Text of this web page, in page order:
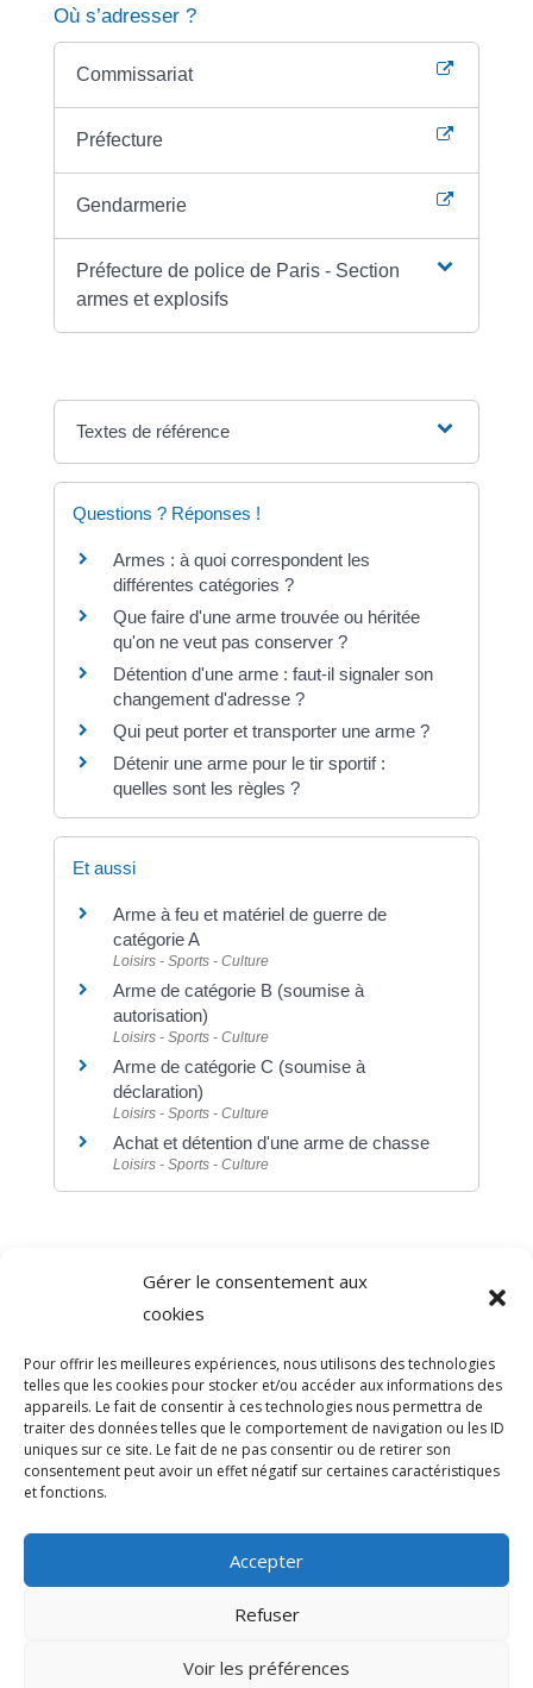
Gérer le consentement aux
cookies
Pour offrir les meilleures expériences, nous utilisons des technologies
telles que les cookies pour stocker et/ou accéder aux informations des
appareils. Le fait de consentir à ces technologies nous permettra de
traiter des données telles que le comportement de navigation ou les ID
uniques sur ce site. Le fait de ne pas consentir ou de retirer son
consentement peut avoir un effet négatif sur certaines caractéristiques
et fonctions.
Accepter
Refuser
Voir les préférences
Où s’adresser ?
Commissariat
Préfecture
Gendarmerie
Préfecture de police de Paris - Section
armes et explosifs
Textes de référence
Questions ? Réponses !
Armes : à quoi correspondent les
différentes catégories ?
Que faire d'une arme trouvée ou héritée
qu'on ne veut pas conserver ?
Détention d'une arme : faut-il signaler son
changement d'adresse ?
Qui peut porter et transporter une arme ?
Détenir une arme pour le tir sportif :
quelles sont les règles ?
Et aussi
Arme à feu et matériel de guerre de
catégorie A
Loisirs - Sports - Culture
Arme de catégorie B (soumise à
autorisation)
Loisirs - Sports - Culture
Arme de catégorie C (soumise à
déclaration)
Loisirs - Sports - Culture
Achat et détention d'une arme de chasse
Loisirs - Sports - Culture
Direction de l'information légale et administrative
comarquage developpé par
© 2026 Mairie de Sainte-Léocadie | Site